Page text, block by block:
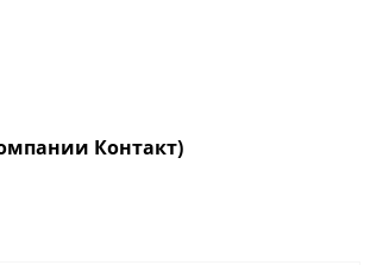
Контакт)